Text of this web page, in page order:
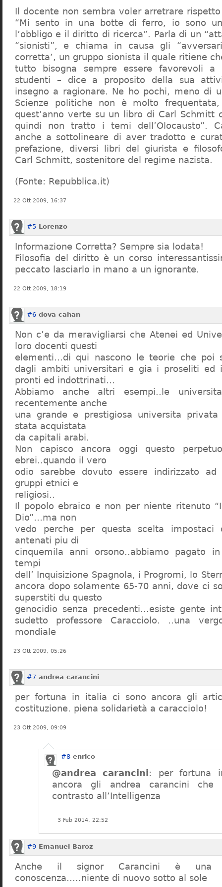
Il docente non sembra voler arretrare
“Mi sento in una botte di ferro, io sono
l’obbligo e il diritto di ricerca”. Parla di un
“sionisti”, e chiama in causa gli
corretta’, un gruppo sionista il quale ritiene
tutto bisogna sempre essere favorevoli a
studenti – dice a proposito della sua
insegno a ragionare. Ne ho pochi, meno di
Scienze politiche non è molto
quest’anno verte su un libro di Carl Schmitt
quindi non tratto i temi dell’Olocausto”.
anche a sottolineare di aver tradotto e
prefazione, diversi libri del giurista e
Carl Schmitt, sostenitore del regime nazista.
(Fonte: Repubblica.it)
22 Ott 2009, 16:37
#5 Lorenzo
Informazione Corretta? Sempre sia lodata!
Filosofia del diritto è un corso
peccato lasciarlo in mano a un ignorante.
22 Ott 2009, 18:19
#6 dova cahan
Non c’e da meravigliarsi che Atenei ed
loro docenti questi
elementi…di qui nascono le teorie che poi
dagli ambiti universitari e gia i proseliti ed
pronti ed indottrinati…
Abbiamo anche altri esempi..le
recentemente anche
una grande e prestigiosa universita
stata acquistata
da capitali arabi.
Non capisco ancora oggi questo
ebrei..quando il vero
odio sarebbe dovuto essere indirizzato
gruppi etnici e
religiosi..
Il popolo ebraico e non per niente ritenuto
Dio”…ma non
vedo perche per questa scelta
antenati piu di
cinquemila anni orsono..abbiamo pagato
tempi
dell’ Inquisizione Spagnola, i Progromi, lo
ancora dopo solamente 65-70 anni, dove ci
superstiti du questo
genocidio senza precedenti…esiste gente
sudetto professore Caracciolo. ..una
mondiale
23 Ott 2009, 05:26
#7 andrea carancini
per fortuna in italia ci sono ancora gli
costituzione. piena solidarietà a caracciolo!
23 Ott 2009, 09:09
#8 enrico
@andrea carancini: per fortuna
ancora gli andrea carancini
contrasto all’Intelligenza
3 Feb 2014, 22:52
#9 Emanuel Baroz
Anche il signor Carancini è una
conoscenza…..niente di nuovo sotto al sole